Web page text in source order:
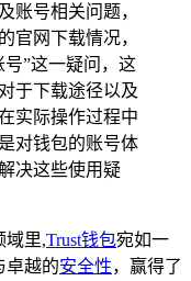
账号相关问题，
官网下载情况，
号”这一疑问，这
于下载途径以及
实际操作过程中
对钱包的账号体
决这些使用疑
域里,Trust钱包宛如一
卓越的安全性，赢得了